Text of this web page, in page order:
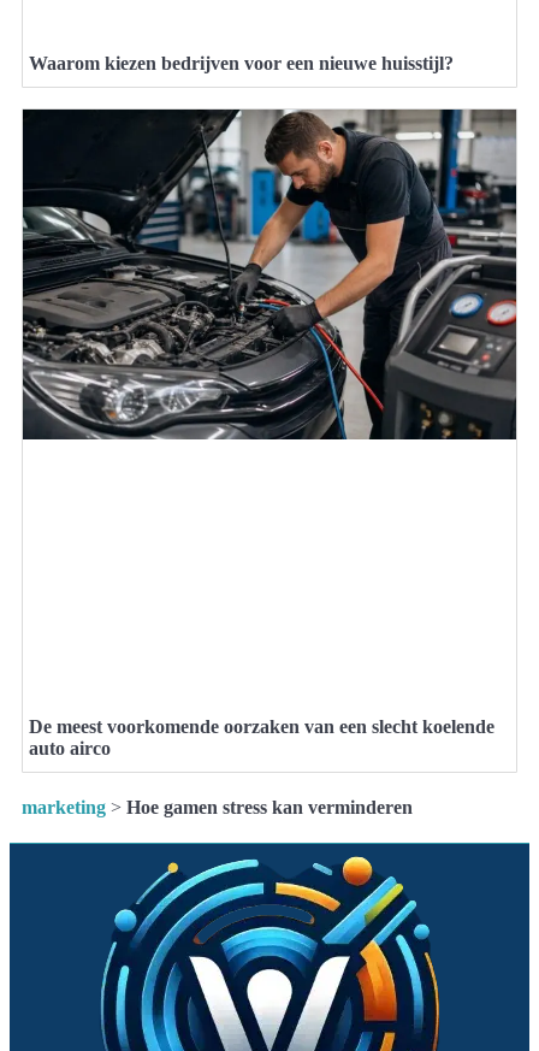
Waarom kiezen bedrijven voor een nieuwe huisstijl?
De meest voorkomende oorzaken van een slecht koelende
auto airco
marketing > Hoe gamen stress kan verminderen